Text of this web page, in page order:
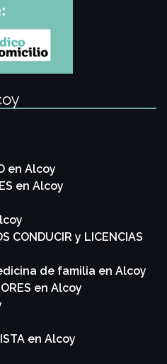
en Alcoy
en Alcoy
CONDUCIR y LICENCIAS
de familia en Alcoy
en Alcoy
en Alcoy